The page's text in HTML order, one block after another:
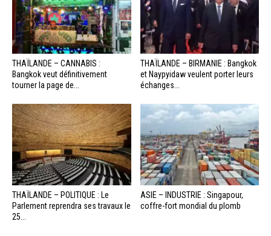
THAÏLANDE – CANNABIS :
Bangkok veut définitivement
tourner la page de...
THAÏLANDE – BIRMANIE : Bangkok
et Naypyidaw veulent porter leurs
échanges...
THAÏLANDE – POLITIQUE : Le
Parlement reprendra ses travaux le
25...
ASIE – INDUSTRIE : Singapour,
coffre-fort mondial du plomb